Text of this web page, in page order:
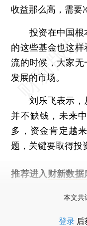
收益那么高，需要
投资在中国根
的这些基金也这
流的时候，大家
发展的市场。
刘乐飞表示，
并不缺钱，未来
多，资金肯定越
题，关键要取得投
推荐进入 财新数据
本文共
登录 后